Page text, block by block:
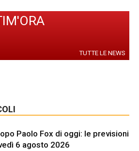
TUTTE LE NEWS
Paolo Fox di oggi: le previsioni
6 agosto 2026